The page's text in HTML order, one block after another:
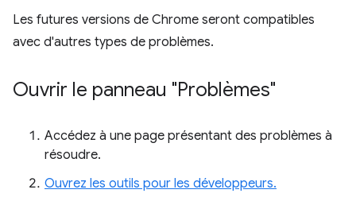
Les futures versions de Chrome seront compatibles
avec d'autres types de problèmes.
Ouvrir le panneau "Problèmes"
Accédez à une page présentant des problèmes à
résoudre.
Ouvrez les outils pour les développeurs.